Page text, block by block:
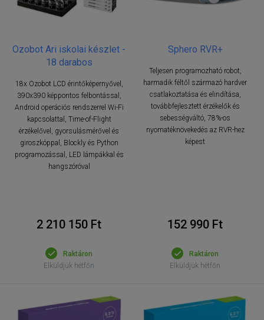
Ozobot Ari iskolai készlet -
18 darabos
18x Ozobot LCD érintőképernyővel,
390x390 képpontos felbontással,
Android operációs rendszerrel Wi-Fi
kapcsolattal, Time-of-Flight
érzékelővel, gyorsulásmérővel és
giroszkóppal, Blockly és Python
programozással, LED lámpákkal és
hangszóróval
2 210 150 Ft
Raktáron
Elküldjük hétfőn
Sphero RVR+
Teljesen programozható robot,
harmadik féltől származó hardver
csatlakoztatása és elindítása,
továbbfejlesztett érzékelők és
sebességváltó, 78%-os
nyomatéknövekedés az RVR-hez
képest
152 990 Ft
Raktáron
Elküldjük hétfőn